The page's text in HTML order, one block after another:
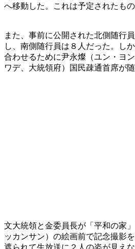
へ移動した。これは予定されたもの
また、事前に公開された北側随行
し、南側随行員は８人だった。し
合わせるために尹永燦（ユン・ヨ
ワデ、大統領府）国民疎通首席が
文大統領と金委員長が「平和の家
ッカンサン）の絵画前で記念撮影
遮られて生放送に２人の姿が見え